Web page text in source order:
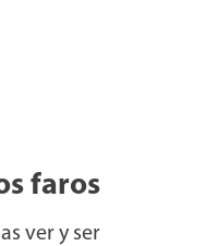
faros
ver y ser